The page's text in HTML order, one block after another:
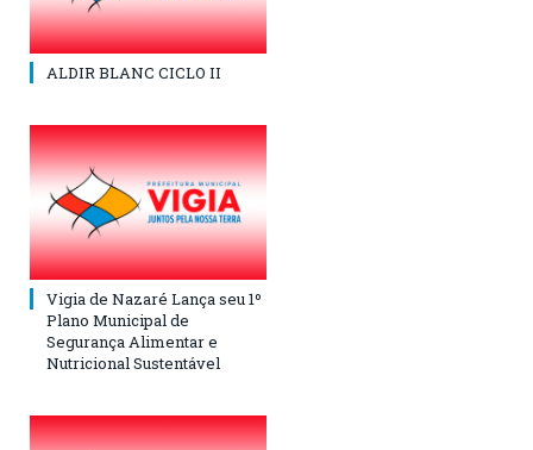
ALDIR BLANC CICLO II
Vigia de Nazaré Lança seu 1º
Plano Municipal de
Segurança Alimentar e
Nutricional Sustentável